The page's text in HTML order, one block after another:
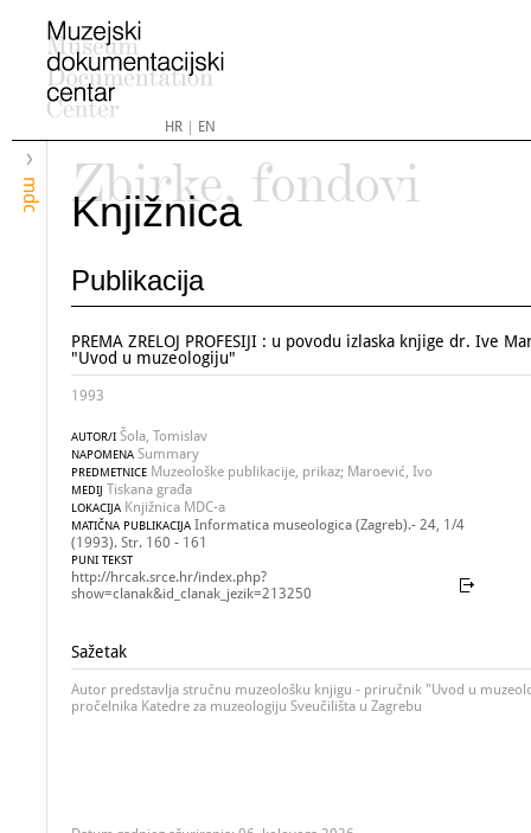
HR| EN
mdc
Zbirke, fondovi
Knjižnica
Publikacija
PREMA ZRELOJ PROFESIJI : u povodu izlaska knjige dr. Ive
"Uvod u muzeologiju"
1993
AUTOR/I Šola, Tomislav
NAPOMENA Summary
PREDMETNICE Muzeološke publikacije, prikaz; Maroević, Ivo
MEDIJ Tiskana građa
LOKACIJA Knjižnica MDC-a
MATIČNA PUBLIKACIJA Informatica museologica (Zagreb).- 24, 1/4
(1993). Str. 160 - 161
PUNI TEKST
http://hrcak.srce.hr/index.php?
show=clanak&id_clanak_jezik=213250
Sažetak
Autor predstavlja stručnu muzeološku knjigu - priručnik "Uvod u
pročelnika Katedre za muzeologiju Sveučilišta u Zagrebu